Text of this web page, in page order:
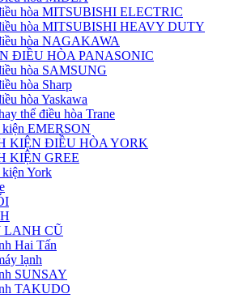
hòa MITSUBISHI ELECTRIC
hòa MITSUBISHI HEAVY DUTY
hòa NAGAKAWA
ĐIỀU HÒA PANASONIC
hòa SAMSUNG
hòa Sharp
hòa Yaskawa
thế điều hòa Trane
EMERSON
KIỆN ĐIỀU HÒA YORK
KIỆN GREE
York
LANH CŨ
Hai Tấn
lạnh
SUNSAY
TAKUDO